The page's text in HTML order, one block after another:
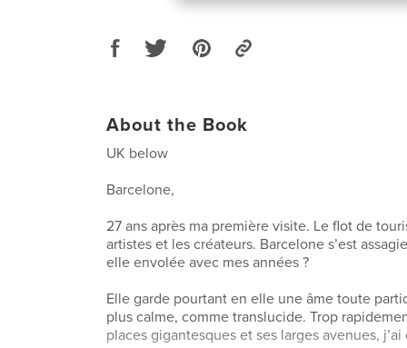
About the Book
UK below
Barcelone,
27 ans après ma première visite. Le flot de
artistes et les créateurs. Barcelone s’est
elle envolée avec mes années ?
Elle garde pourtant en elle une âme toute
plus calme, comme translucide. Trop
places gigantesques et ses larges avenues,